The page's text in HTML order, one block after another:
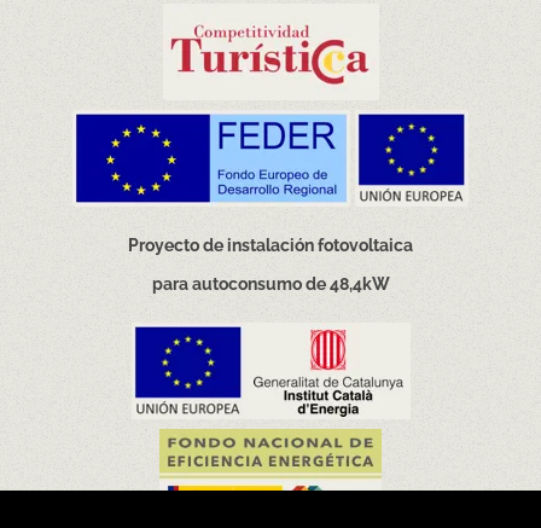
Proyecto de instalación fotovoltaica
para autoconsumo de 48,4kW